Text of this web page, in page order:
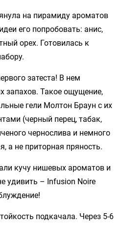
на пирамиду ароматов
его попробовать: анис,
орех. Готовилась к
затеста! В нем
запахов. Такое ощущение,
гели Молтон Браун с их
(черный перец, табак,
чернослива и немного
а не приторная пряность.
кучу нишевых ароматов и
удивить – Infusion Noire
подкачала. Через 5-6